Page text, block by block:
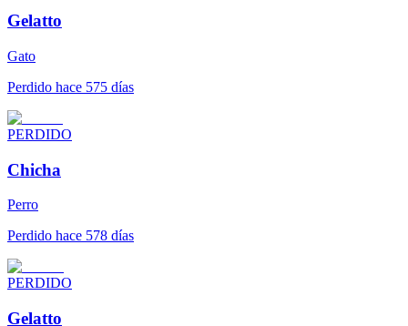
Gelatto
Gato
Perdido hace 575 días
PERDIDO
Chicha
Perro
Perdido hace 578 días
PERDIDO
Gelatto